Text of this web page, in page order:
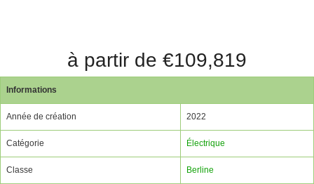
à partir de €109,819
Informations
Année de création 2022
Catégorie Électrique
Classe Berline